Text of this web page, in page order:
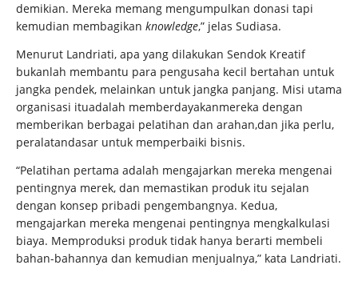
demikian. Mereka memang mengumpulkan donasi tapi
kemudian membagikan knowledge,” jelas Sudiasa.
Menurut Landriati, apa yang dilakukan Sendok Kreatif
bukanlah membantu para pengusaha kecil bertahan untuk
jangka pendek, melainkan untuk jangka panjang. Misi utama
organisasi ituadalah memberdayakanmereka dengan
memberikan berbagai pelatihan dan arahan,dan jika perlu,
peralatandasar untuk memperbaiki bisnis.
“Pelatihan pertama adalah mengajarkan mereka mengenai
pentingnya merek, dan memastikan produk itu sejalan
dengan konsep pribadi pengembangnya. Kedua,
mengajarkan mereka mengenai pentingnya mengkalkulasi
biaya. Memproduksi produk tidak hanya berarti membeli
bahan-bahannya dan kemudian menjualnya,” kata Landriati.